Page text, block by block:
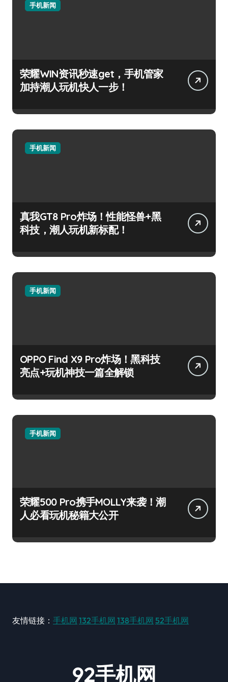
手机新闻
荣耀WIN资讯秒速get，手机管家
加持潮人玩机快人一步！
手机新闻
真我GT8 Pro炸场！性能怪兽+黑
科技，潮人玩机新标配！
手机新闻
OPPO Find X9 Pro炸场！黑科技
亮点+玩机神技一篇全解锁
手机新闻
荣耀500 Pro携手MOLLY来袭！潮
人必看玩机秘籍大公开
友情链接： 手机网 132手机网 138手机网 52手机网
92手机网